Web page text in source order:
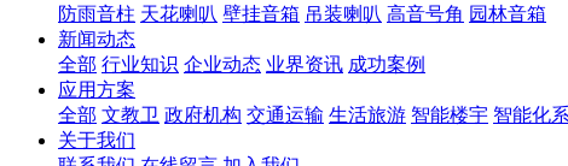
防雨音柱 天花喇叭 壁挂音箱 吊装喇叭 高音号角 园林音箱
新闻动态
全部 行业知识 企业动态 业界资讯 成功案例
应用方案
全部 文教卫 政府机构 交通运输 生活旅游 智能楼宇 智能化
关于我们